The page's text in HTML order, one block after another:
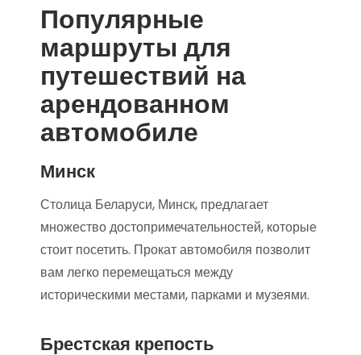
Популярные
маршруты для
путешествий на
арендованном
автомобиле
Минск
Столица Беларуси, Минск, предлагает
множество достопримечательностей, которые
стоит посетить. Прокат автомобиля позволит
вам легко перемещаться между
историческими местами, парками и музеями.
Брестская крепость